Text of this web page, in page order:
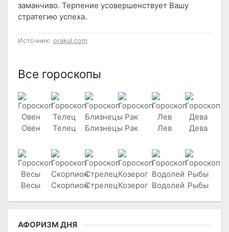
заманчиво. Терпение усовершенствует Вашу
стратегию успеха.
Источник: orakul.com
Все гороскопы
Овен Телец Близнецы Рак Лев Дева
Весы СкорпионСтрелецКозерог Водолей Рыбы
АФОРИЗМ ДНЯ